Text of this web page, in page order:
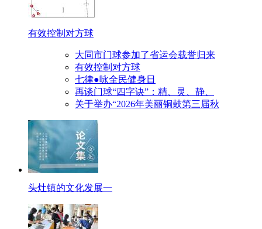
有效控制对方球
大同市门球参加了省运会载誉归来
有效控制对方球
七律●咏全民健身日
再谈门球“四字诀”：精、灵、静、
关于举办“2026年美丽铜鼓第三届秋
头灶镇的文化发展一